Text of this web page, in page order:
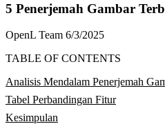
5 Penerjemah Gambar
OpenL Team 6/3/2025
TABLE OF CONTENTS
Analisis Mendalam Penerjemah
Tabel Perbandingan Fitur
Kesimpulan